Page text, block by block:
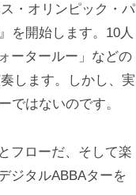
・オリンピック・パ
を開始します。10人
ータールー」などの
します。しかし、実
ではないのです。
フローだ、そして楽
ジタルABBAターを